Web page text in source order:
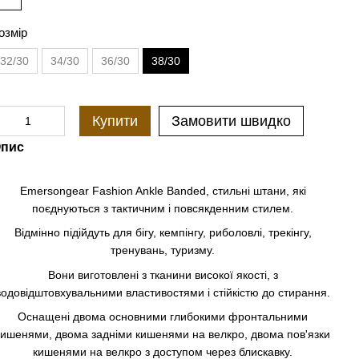
32/30 34/30 36/30 38/30
Купити Замовити швидко
Emersongear Fashion Ankle Banded, стильні штани, які
поєднуються з тактичним і повсякденним стилем.
Відмінно підійдуть для бігу, кемпінгу, риболовлі, трекінгу,
тренувань, туризму.
Вони виготовлені з тканини високої якості, з
властивостями і стійкістю до стирання.
Оснащені двома основними глибокими фронтальними
двома задніми кишенями на велкро, двома пов'язки
кишенями на велкро з доступом через блискавку.